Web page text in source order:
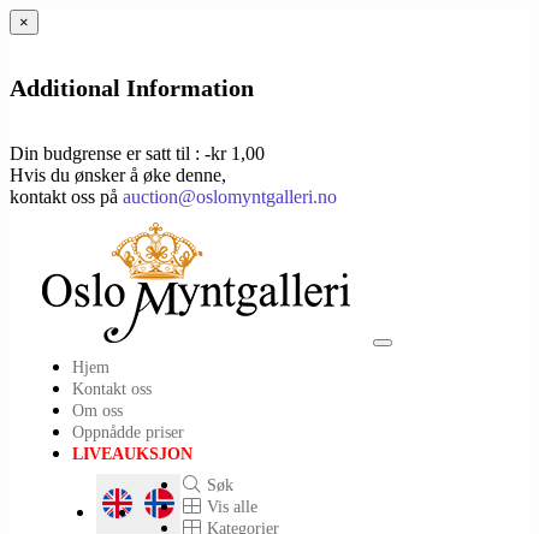
×
Additional Information
Din budgrense er satt til : -kr 1,00
Hvis du ønsker å øke denne,
kontakt oss på auction@oslomyntgalleri.no
Toggle
Hjem
Kontakt oss
Om oss
Oppnådde priser
LIVEAUKSJON
Søk
Vis alle
Kategorier